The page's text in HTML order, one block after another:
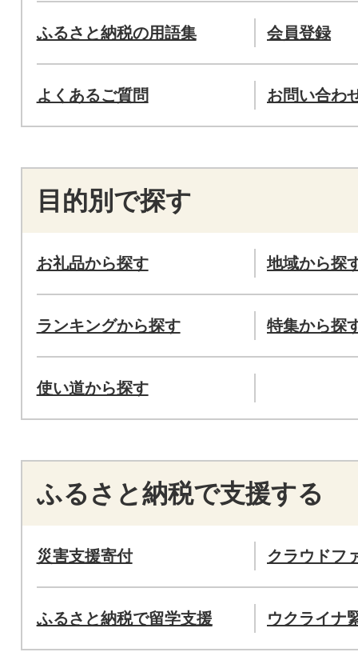
ふるさと納税の用語集 会員登録
よくあるご質問 お問い合わ
目的別で探す
お礼品から探す 地域から探
ランキングから探す 特集から探
使い道から探す
ふるさと納税で支援する
災害支援寄付 クラウドフ
ふるさと納税で留学支援 ウクライナ